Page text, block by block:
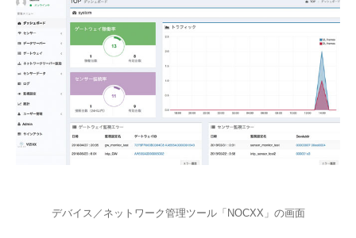
デバイス／ネットワーク管理ツール「NOCXX」の画面